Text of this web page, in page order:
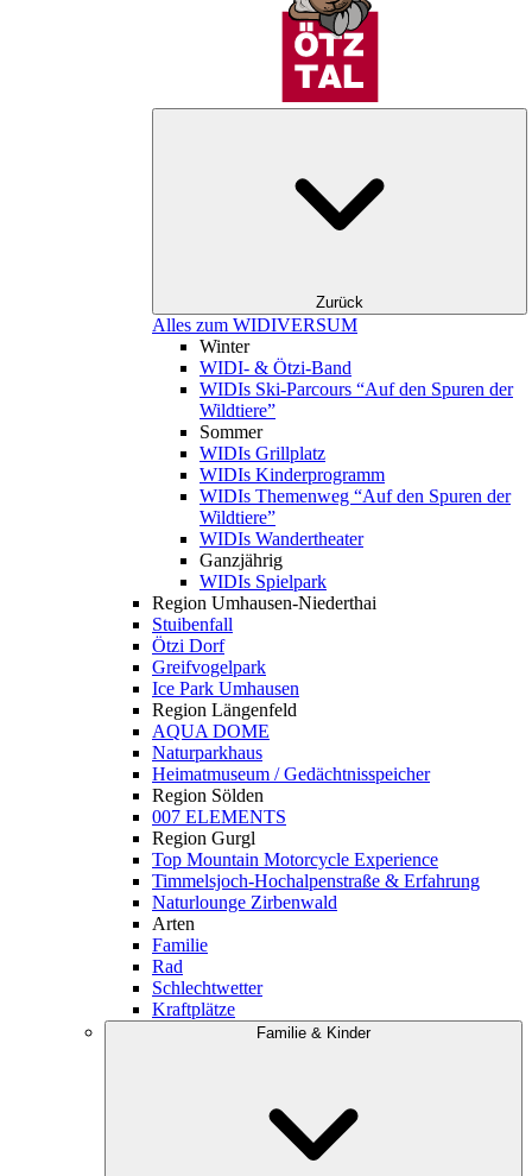
Zurück
Alles zum WIDIVERSUM
Winter
WIDI- & Ötzi-Band
WIDIs Ski-Parcours “Auf den Spuren der
Wildtiere”
Sommer
WIDIs Grillplatz
WIDIs Kinderprogramm
WIDIs Themenweg “Auf den Spuren der
Wildtiere”
WIDIs Wandertheater
Ganzjährig
WIDIs Spielpark
Region Umhausen-Niederthai
Stuibenfall
Ötzi Dorf
Greifvogelpark
Ice Park Umhausen
Region Längenfeld
AQUA DOME
Naturparkhaus
Heimatmuseum / Gedächtnisspeicher
Region Sölden
007 ELEMENTS
Region Gurgl
Top Mountain Motorcycle Experience
Timmelsjoch-Hochalpenstraße & Erfahrung
Naturlounge Zirbenwald
Arten
Familie
Rad
Schlechtwetter
Kraftplätze
Familie & Kinder